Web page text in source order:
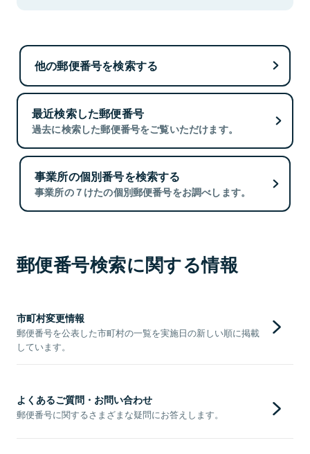
他の郵便番号を検索する
最近検索した郵便番号
過去に検索した郵便番号をご覧いただけます。
事業所の個別番号を検索する
事業所の７けたの個別郵便番号をお調べします。
郵便番号検索に関する情報
市町村変更情報
郵便番号を公表した市町村の一覧を実施日の新しい順に掲載
しています。
よくあるご質問・お問い合わせ
郵便番号に関するさまざまな疑問にお答えします。